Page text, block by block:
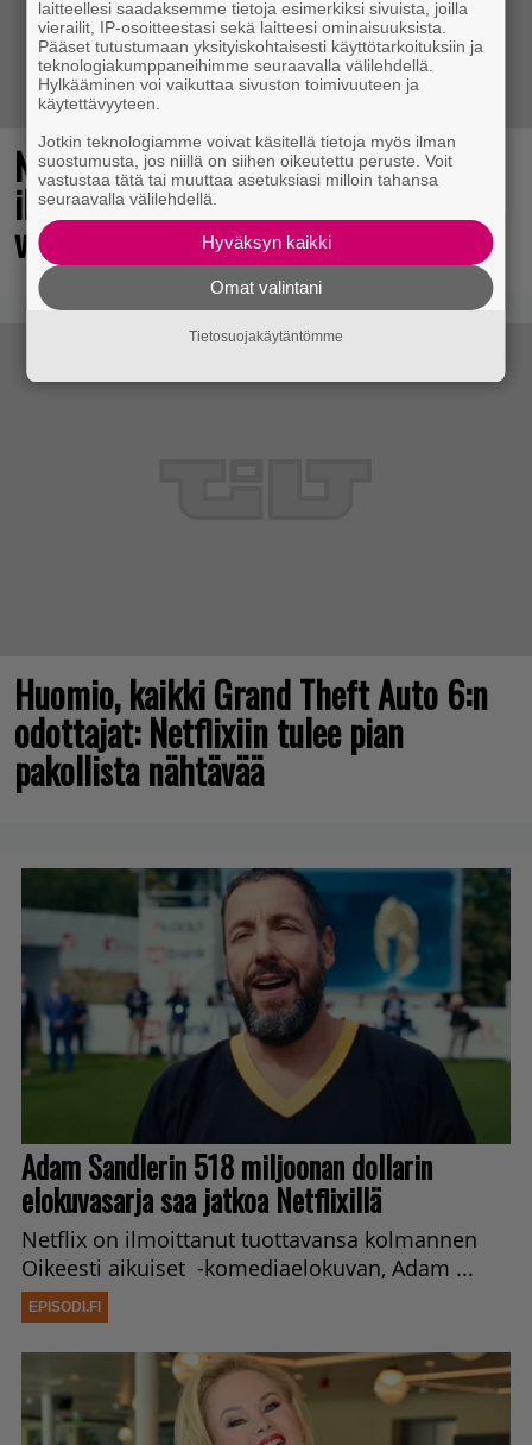
No johan pomppasi: 30 vuotta sitten
ilmestynyt klassikkoräiskintä sai
valtavasti lisää sisältöä
Huomio, kaikki Grand Theft Auto 6:n
odottajat: Netflixiin tulee pian
pakollista nähtävää
laitteellesi saadaksemme tietoja esimerkiksi sivuista, joilla
vierailit, IP-osoitteestasi sekä laitteesi ominaisuuksista.
Pääset tutustumaan yksityiskohtaisesti käyttötarkoituksiin ja
teknologiakumppaneihimme seuraavalla välilehdellä.
Hylkääminen voi vaikuttaa sivuston toimivuuteen ja
käytettävyyteen.
Jotkin teknologiamme voivat käsitellä tietoja myös ilman
suostumusta, jos niillä on siihen oikeutettu peruste. Voit
vastustaa tätä tai muuttaa asetuksiasi milloin tahansa
seuraavalla välilehdellä.
Hyväksyn kaikki
Omat valintani
Tietosuojakäytäntömme